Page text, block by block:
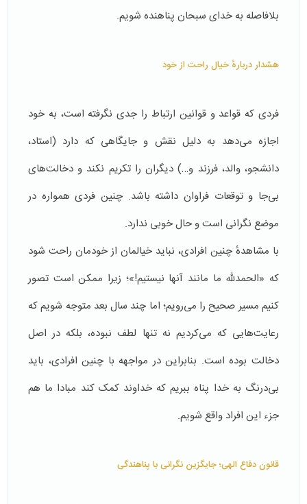
بلافاصله به خدای سبحان پناهنده شویم.
هشدار دربارهٔ خیال راحت از خود
فردی که قواعد و قوانین ارتباط را جدی نگرفته است، به خود
اجازه می‌دهد به دلیل نقش و جایگاهی که دارد (استاد،
دانشجو، والد، فرزند و…) دیگران را تکریم نکند و دخالت‌های
بی‌جا و توقعات فراوان داشته باشد. چنین فردی همواره در
موضع نگرانی است و حال خوبی ندارد.
با مشاهدهٔ چنین افرادی، نباید خیالمان از خودمان راحت شود
که «الحمدلله ما مانند آنها نیستیم!»؛ زیرا ممکن است تصور
کنیم مسیر صحیح را می‌رویم؛ اما چند سال بعد متوجه شویم که
رعایت‌هایی که می‌کردیم نه تنها لطف نبوده، بلکه در اصل
دخالت بوده است. بنابراین در مواجهه با چنین افرادی، باید
بی‌درنگ به خدا پناه ببریم که خداوند کمک کند مبادا ما هم
جزء این افراد واقع شویم.
قانون دفاع الهی؛ جایگزین نگرانی با پناهندگی